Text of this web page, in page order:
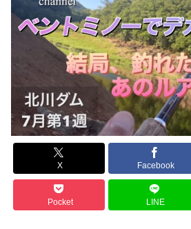
X Facebook
Pocket LINE